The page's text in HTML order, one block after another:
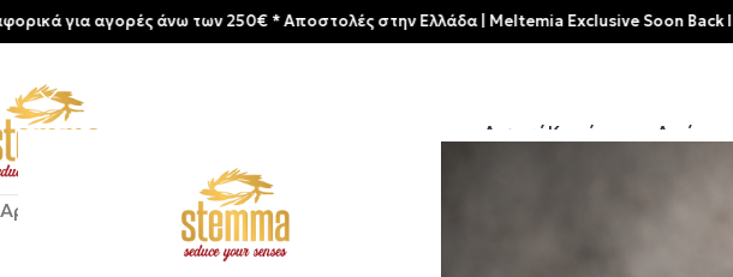
Αρχική Κατάστημα Αρώματα
Αρχική σελίδα Shop/Αρώματα/
αγορές άνω των 250€ * Aποστολές στην Ελλάδα | Meltemia Exclusive Soon Back In Stock